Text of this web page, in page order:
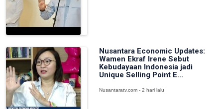
Nusantara Economic Updates:
Wamen Ekraf Irene Sebut
Kebudayaan Indonesia jadi
Unique Selling Point E...
Nusantaratv.com - 2 hari lalu